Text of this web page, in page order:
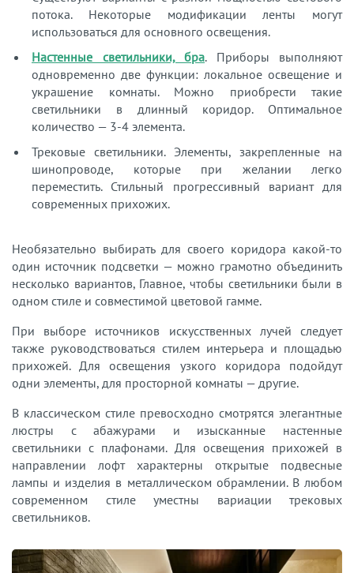
потока. Некоторые модификации ленты могут
использоваться для основного освещения.
Настенные светильники, бра. Приборы выполняют
одновременно две функции: локальное освещение и
украшение комнаты. Можно приобрести такие
светильники в длинный коридор. Оптимальное
количество — 3-4 элемента.
Трековые светильники. Элементы, закрепленные на
шинопроводе, которые при желании легко
переместить. Стильный прогрессивный вариант для
современных прихожих.
Необязательно выбирать для своего коридора какой-то
один источник подсветки — можно грамотно объединить
несколько вариантов, Главное, чтобы светильники были в
одном стиле и совместимой цветовой гамме.
При выборе источников искусственных лучей следует
также руководствоваться стилем интерьера и площадью
прихожей. Для освещения узкого коридора подойдут
одни элементы, для просторной комнаты — другие.
В классическом стиле превосходно смотрятся элегантные
люстры с абажурами и изысканные настенные
светильники с плафонами. Для освещения прихожей в
направлении лофт характерны открытые подвесные
лампы и изделия в металлическом обрамлении. В любом
современном стиле уместны вариации трековых
светильников.